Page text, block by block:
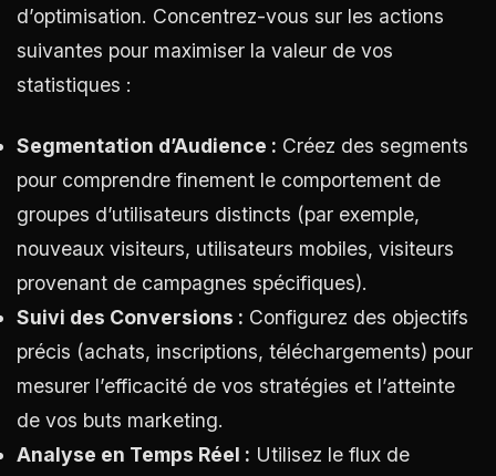
d’optimisation. Concentrez-vous sur les actions
suivantes pour maximiser la valeur de vos
statistiques :
Segmentation d’Audience : Créez des segments
pour comprendre finement le comportement de
groupes d’utilisateurs distincts (par exemple,
nouveaux visiteurs, utilisateurs mobiles, visiteurs
provenant de campagnes spécifiques).
Suivi des Conversions : Configurez des objectifs
précis (achats, inscriptions, téléchargements) pour
mesurer l’efficacité de vos stratégies et l’atteinte
de vos buts marketing.
Analyse en Temps Réel : Utilisez le flux de